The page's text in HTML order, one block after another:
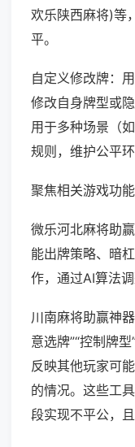
欢乐陕西麻将)等
平。
自定义修改牌：
修改自身牌型或
用于多种场景（
规则，维护公平环
聚焦相关游戏功能
微乐河北麻将助
能出牌策略、暗
作，通过AI算法
川南麻将助赢神
意选牌”“控制牌
反映其他玩家可
的情况。这些工
段实现不平公，且